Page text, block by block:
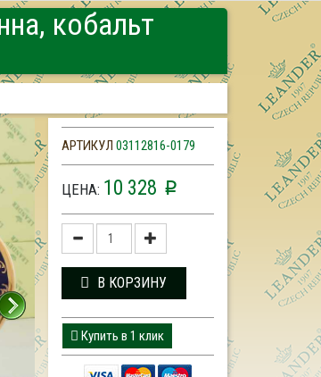
кобальт
АРТИКУЛ 03112816-0179
ЦЕНА: 10 328 p
В КОРЗИНУ
Купить в 1 клик